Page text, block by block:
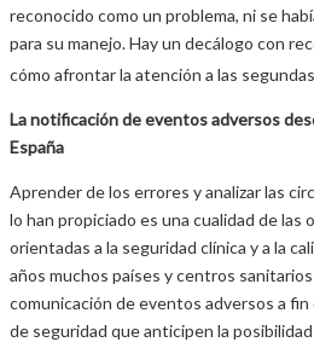
reconocido como un problema, ni se
para su manejo. Hay un decálogo con
cómo afrontar la atención a las
La notificación de eventos adversos
España
Aprender de los errores y analizar las
lo han propiciado es una cualidad de las
orientadas a la seguridad clínica y a la
años muchos países y centros
comunicación de eventos adversos a fin
de seguridad que anticipen la